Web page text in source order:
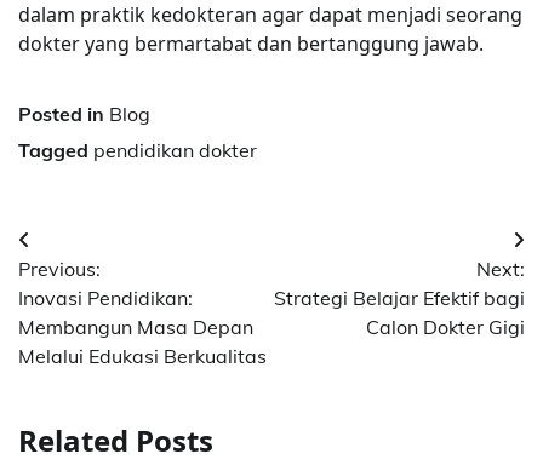
dalam praktik kedokteran agar dapat menjadi seorang
dokter yang bermartabat dan bertanggung jawab.
Posted in Blog
Tagged pendidikan dokter
Post
navigation
Previous:
Inovasi Pendidikan:
Membangun Masa Depan
Melalui Edukasi Berkualitas
Next:
Strategi Belajar Efektif bagi
Calon Dokter Gigi
Related Posts